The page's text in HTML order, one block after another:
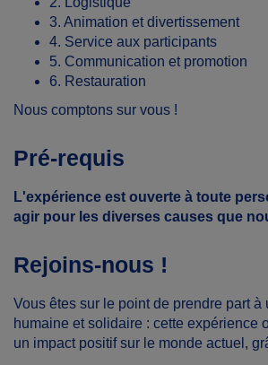
3. Animation et divertissement
4. Service aux participants
5. Communication et promotion
6. Restauration
Nous comptons sur vous !
Pré-requis
L'expérience est ouverte à toute
agir pour les diverses causes que
Rejoins-nous !
Vous êtes sur le point de prendre part à
humaine et solidaire : cette expérience
un impact positif sur le monde actuel,